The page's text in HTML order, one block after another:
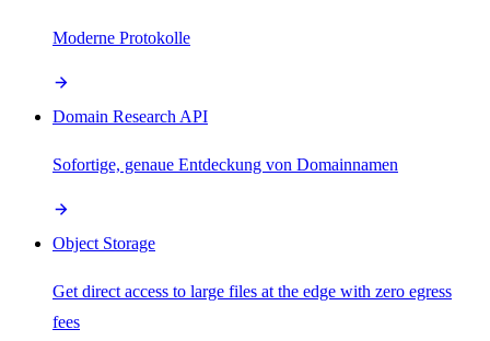
Moderne Protokolle
Domain Research API
Sofortige, genaue Entdeckung von Domainnamen
Object Storage
Get direct access to large files at the edge with zero egress
fees